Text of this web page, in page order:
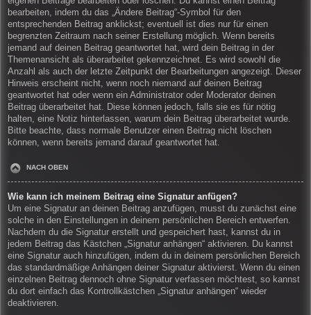
bearbeiten, indem du das „Ändere Beitrag“-Symbol für den
entsprechenden Beitrag anklickst; eventuell ist dies nur für einen
begrenzten Zeitraum nach seiner Erstellung möglich. Wenn bereits
jemand auf deinen Beitrag geantwortet hat, wird dein Beitrag in der
Themenansicht als überarbeitet gekennzeichnet. Es wird sowohl die
Anzahl als auch der letzte Zeitpunkt der Bearbeitungen angezeigt. Dieser
Hinweis erscheint nicht, wenn noch niemand auf deinen Beitrag
geantwortet hat oder wenn ein Administrator oder Moderator deinen
Beitrag überarbeitet hat. Diese können jedoch, falls sie es für nötig
halten, eine Notiz hinterlassen, warum dein Beitrag überarbeitet wurde.
Bitte beachte, dass normale Benutzer einen Beitrag nicht löschen
können, wenn bereits jemand darauf geantwortet hat.
NACH OBEN
Wie kann ich meinem Beitrag eine Signatur anfügen?
Um eine Signatur an deinen Beitrag anzufügen, musst du zunächst eine
solche in den Einstellungen in deinem persönlichen Bereich entwerfen.
Nachdem du die Signatur erstellt und gespeichert hast, kannst du in
jedem Beitrag das Kästchen „Signatur anhängen“ aktivieren. Du kannst
eine Signatur auch hinzufügen, indem du in deinem persönlichen Bereich
das standardmäßige Anhängen deiner Signatur aktivierst. Wenn du einen
einzelnen Beitrag dennoch ohne Signatur verfassen möchtest, so kannst
du dort einfach das Kontrollkästchen „Signatur anhängen“ wieder
deaktivieren.